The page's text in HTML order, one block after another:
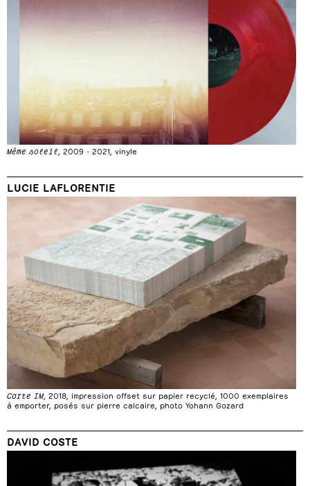
Même soleil , 2009 - 2021, vinyle
LUCIE LAFLORENTIE
Carte IM, 2018, impression offset sur papier recyclé, 1000 exemplaires
à emporter, posés sur pierre calcaire, photo Yohann Gozard
DAVID COSTE